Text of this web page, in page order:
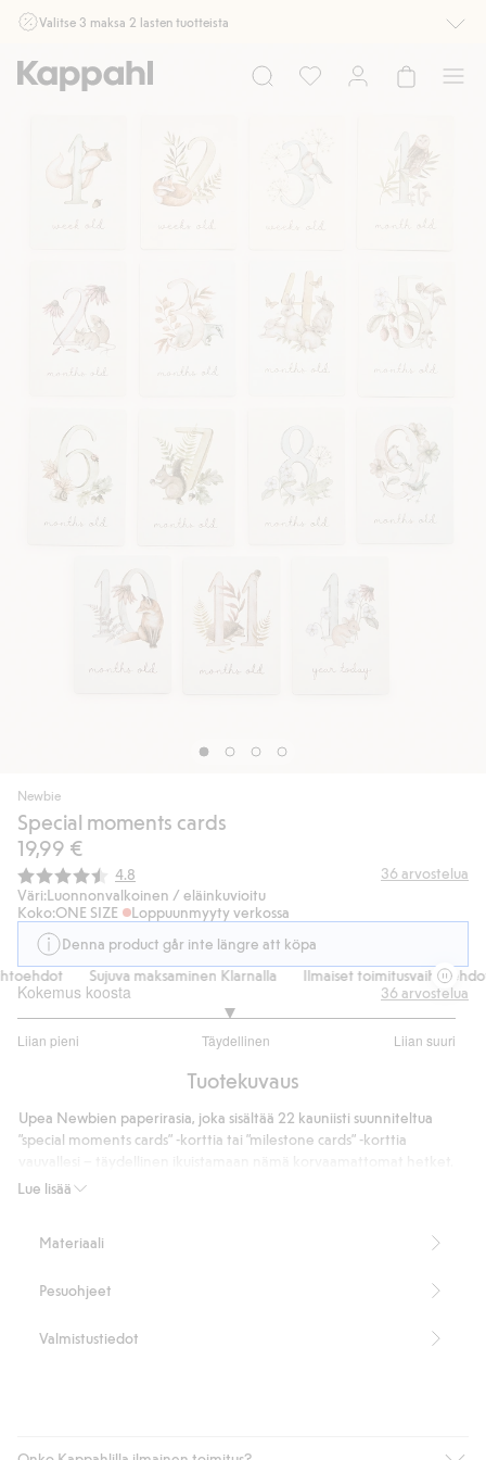
Valitse 3 maksa 2 lasten tuotteista
myymälässä ja verkossa. Ei voi yhdistää muihin alennuksiin tai tarjouksiin.
Newbie
Special moments cards
19,99 €
Keskimääräinen luokitus:
4.8 36 arvostelua
Väri:Luonnonvalkoinen / eläinkuvioitu
Koko:ONE SIZE
Loppuunmyyty verkossa
Denna product går inte längre att köpa
Sujuva maksaminen Klarnalla Ilmaiset toimitusvaihtoehdot
Kokemus koosta
Liian pieni Täydellinen Liian suuri
/
ääneen
36 arvostelua
Tuotekuvaus
Lue lisää
Upea Newbien paperirasia, joka sisältää 22 kauniisti suunniteltua
”special moments cards” -korttia tai ”milestone cards” -korttia
Korttien kääntöpuolelle voit kirjoittaa oman henkilökohtaisen
levittää iloa ja on lisäksi kaunis yksityiskohta vauvan huoneessa.
FSC-sertifioitu puu/paperi
Materiaali
Pesuohjeet
Valmistustiedot